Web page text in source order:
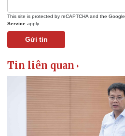
This site is protected by reCAPTCHA and the Google
Service apply.
Gửi tin
Tin liên quan